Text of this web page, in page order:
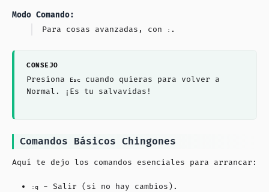
Modo Comando:
Para cosas avanzadas, con
: .
Presiona Esc
cuando quieras para volver a
Normal. ¡Es tu salvavidas!
Comandos Básicos Chingones
Aquí te dejo los comandos esenciales para arrancar:
:q - Salir (si no hay cambios).